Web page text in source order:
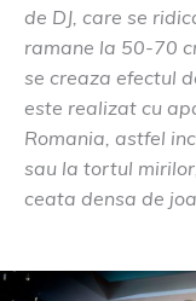
de DJ, care se
ramane la 50-70
se creaza efectul
este realizat cu
Romania, astfel
sau la tortul
ceata densa de